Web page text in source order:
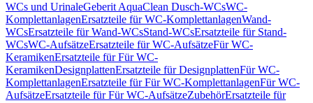
WCs und UrinaleGeberit AquaClean Dusch-WCsWC-
KomplettanlagenErsatzteile für WC-KomplettanlagenWand-
WCsErsatzteile für Wand-WCsStand-WCsErsatzteile für Stand-
WCsWC-AufsätzeErsatzteile für WC-AufsätzeFür WC-
KeramikenErsatzteile für Für WC-
KeramikenDesignplattenErsatzteile für DesignplattenFür WC-
KomplettanlagenErsatzteile für Für WC-KomplettanlagenFür WC-
AufsätzeErsatzteile für Für WC-AufsätzeZubehörErsatzteile für